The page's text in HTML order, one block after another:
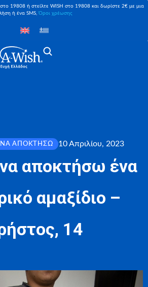
19808 ή στείλτε WISH στο 19808 και δωρίστε 2€ με μια
ή ένα SMS,Όροι χρέωσης
ΝΑ ΑΠΟΚΤΉΣΩ 10 Απριλίου, 2023
αποκτήσω ένα
αμαξίδιο –
14